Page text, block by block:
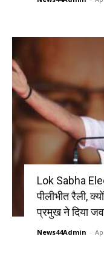
Lok Sabha
पीलीभीत रैली,
प्रमुख ने दिया
News44Admin -